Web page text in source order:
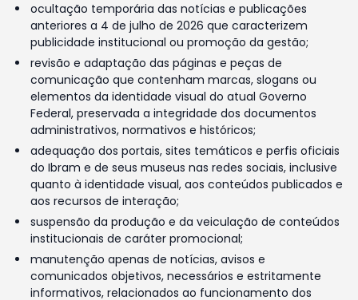
ocultação temporária das notícias e publicações
anteriores a 4 de julho de 2026 que caracterizem
publicidade institucional ou promoção da gestão;
revisão e adaptação das páginas e peças de
comunicação que contenham marcas, slogans ou
elementos da identidade visual do atual Governo
Federal, preservada a integridade dos documentos
administrativos, normativos e históricos;
adequação dos portais, sites temáticos e perfis oficiais
do Ibram e de seus museus nas redes sociais, inclusive
quanto à identidade visual, aos conteúdos publicados e
aos recursos de interação;
suspensão da produção e da veiculação de conteúdos
institucionais de caráter promocional;
manutenção apenas de notícias, avisos e
comunicados objetivos, necessários e estritamente
informativos, relacionados ao funcionamento dos